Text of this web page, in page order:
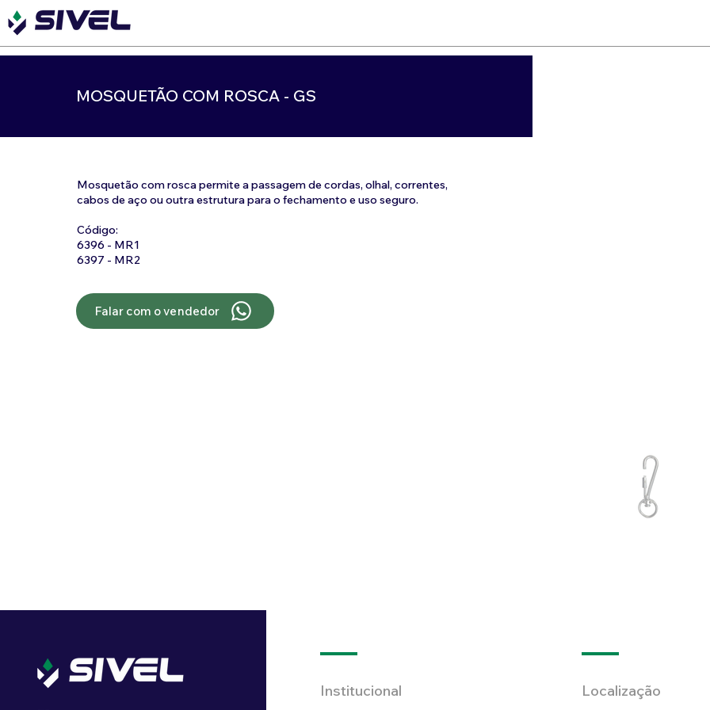
MOSQUETÃO COM ROSCA - GS
Mosquetão com rosca permite a passagem de cordas, olhal, correntes,
cabos de aço ou outra estrutura para o fechamento e uso seguro.
Código:
6396 - MR1
6397 - MR2
Falar com o vendedor
Institucional Localização